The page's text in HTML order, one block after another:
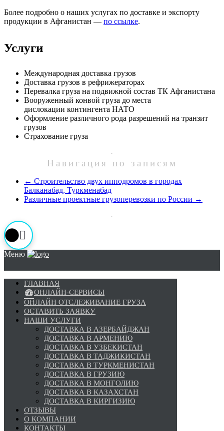
Более подробно о наших услугах по доставке и экспорту
продукции в Афганистан — по ссылке.
Услуги
Международная доставка грузов
Доставка грузов в рефрижераторах
Перевалка груза на подвижной состав ТК Афганистана
Вооруженный конвой груза до места
дислокации контингента НАТО
Оформление различного рода разрешений на транзит
грузов
Страхование груза
Навигация по записям
← Строительство двух ипподромов в городах
Балканабад, Туркменабад
Различные проектные грузоперевозки по России →
Меню
ГЛАВНАЯ
ОНЛАЙН-СЕРВИСЫ
ОНЛАЙН ОТСЛЕЖИВАНИЕ ГРУЗА
ОСТАВИТЬ ЗАЯВКУ
НАШИ УСЛУГИ
ДОСТАВКА В АЗЕРБАЙДЖАН
ДОСТАВКА В АРМЕНИЮ
ДОСТАВКА В УЗБЕКИСТАН
ДОСТАВКА В ТАДЖИКИСТАН
ДОСТАВКА В ТУРКМЕНИСТАН
ДОСТАВКА В ГРУЗИЮ
ДОСТАВКА В МОНГОЛИЮ
ДОСТАВКА В КАЗАХСТАН
ДОСТАВКА В КИРГИЗИЮ
ОТЗЫВЫ
О КОМПАНИИ
КОНТАКТЫ